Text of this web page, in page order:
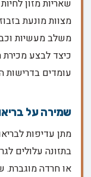
שאריות מזון
מצוות מונעת
משלב מעשיות
כיצד לבצע
עומדים בדרישות
שמירה על
מתן עדיפות
בתזונה עלולים
או חרדה מוגברת.